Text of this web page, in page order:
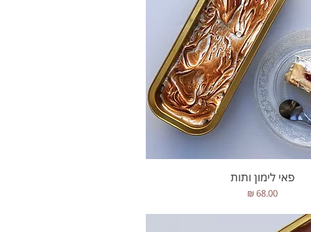
תצוגה מהירה
פאי לימון ותות
מחיר